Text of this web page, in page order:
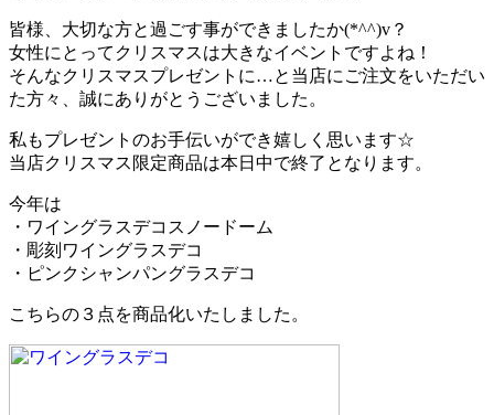
皆様、大切な方と過ごす事ができましたか(*^^)v？
女性にとってクリスマスは大きなイベントですよね！
そんなクリスマスプレゼントに…と当店にご注文をいただい
た方々、誠にありがとうございました。
私もプレゼントのお手伝いができ嬉しく思います☆
当店クリスマス限定商品は本日中で終了となります。
今年は
・ワイングラスデコスノードーム
・彫刻ワイングラスデコ
・ピンクシャンパングラスデコ
こちらの３点を商品化いたしました。